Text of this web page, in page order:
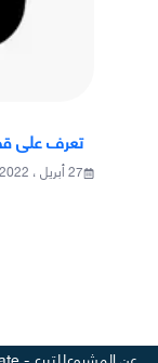
تعرف على
27 أبريل ، 2022
عن المشروعللتبرع - donate